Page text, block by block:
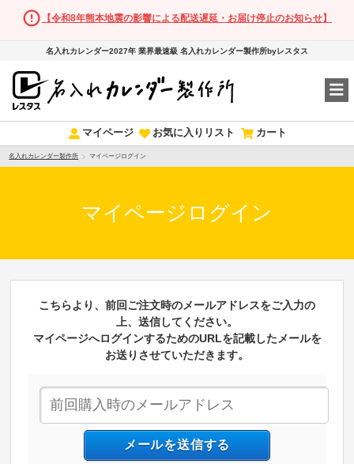
【令和8年熊本地震の影響による配送遅延・お届け停止のお知らせ】
名入れカレンダー2027年 業界最速級 名入れカレンダー製作所byレスタス
マイページ お気に入りリスト カート
名入れカレンダー製作所 マイページログイン
マイページログイン
こちらより、前回ご注文時のメールアドレスをご入力の
上、送信してください。
マイページへログインするためのURLを記載したメールを
お送りさせていただきます。